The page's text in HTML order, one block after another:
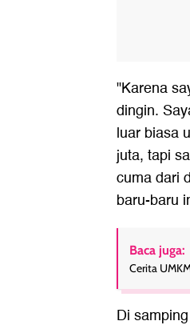
"Karena
dingin.
luar biasa
juta, tapi
cuma dari
baru-baru
Baca juga:
Cerita
Di